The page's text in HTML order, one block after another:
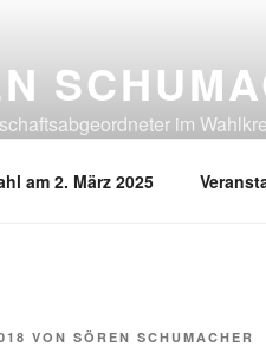
im
am 2. März 2025
VON SÖREN SCHUMACHER